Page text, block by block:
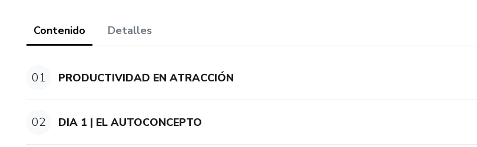
Contenido Detalles
01 PRODUCTIVIDAD EN ATRACCIÓN
02 DIA 1 | EL AUTOCONCEPTO